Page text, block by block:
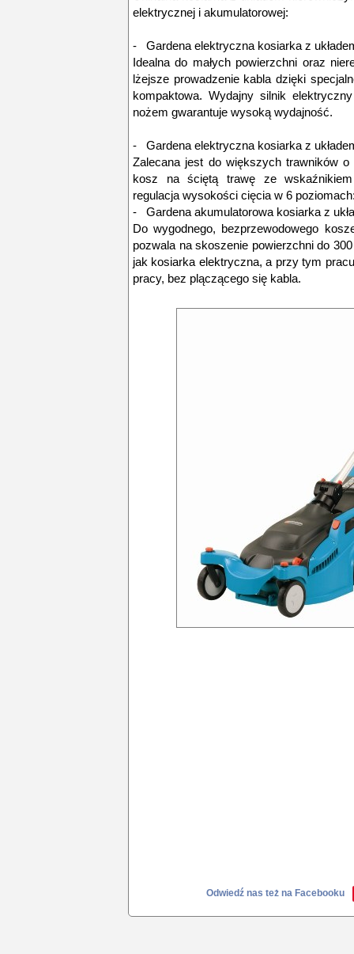
elektrycznej i akumulatorowej:
- Gardena elektryczna kosiarka z
Idealna do małych powierzchni oraz
lżejsze prowadzenie kabla dzięki
kompaktowa. Wydajny silnik
nożem gwarantuje wysoką wydajność.
- Gardena elektryczna kosiarka z
Zalecana jest do większych trawników o
kosz na ściętą trawę ze wskaźnikiem
regulacja wysokości cięcia w 6
- Gardena akumulatorowa kosiarka z
Do wygodnego, bezprzewodowego
pozwala na skoszenie powierzchni do
jak kosiarka elektryczna, a przy tym
pracy, bez plączącego się kabla.
Odwiedź nas też na Facebooku